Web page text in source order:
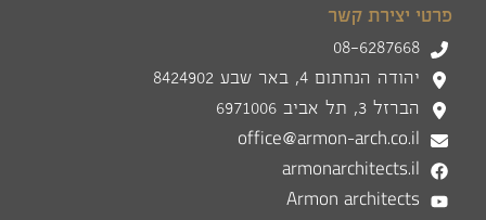
פרטי יצירת קשר
08-6287668
יהודה הנחתום 4, באר שבע 8424902
הברזל 3, תל אביב 6971006
office@armon-arch.co.il
armonarchitects.il
Armon architects